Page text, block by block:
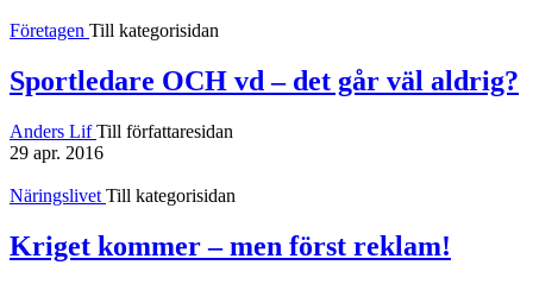
Företagen Till kategorisidan
Sportledare OCH vd – det går väl aldrig?
Anders LifTill författaresidan
29 apr. 2016
Näringslivet Till kategorisidan
Kriget kommer – men först reklam!